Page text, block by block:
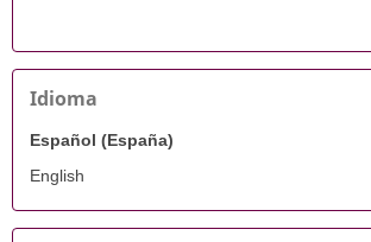
Idioma
Español (España)
English